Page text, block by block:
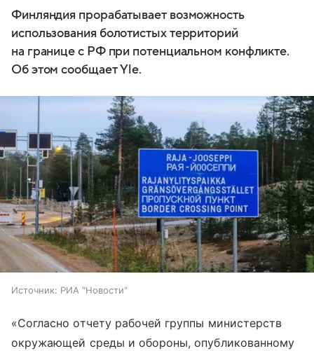
Финляндия прорабатывает возможность
использования болотистых территорий
на границе с РФ при потенциальном конфликте.
Об этом сообщает Yle.
Источник: РИА "Новости"
«Согласно отчету рабочей группы министерств
окружающей среды и обороны, опубликованному